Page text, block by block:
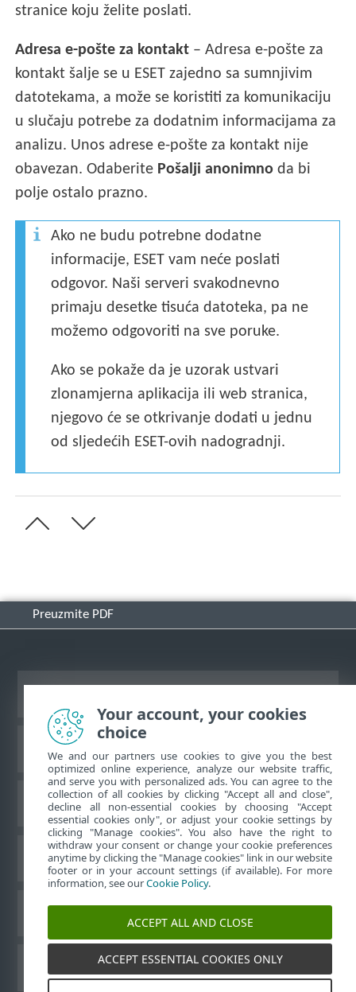
stranice koju želite poslati.
Adresa e-pošte za kontakt – Adresa e-pošte za
kontakt šalje se u ESET zajedno sa sumnjivim
datotekama, a može se koristiti za komunikaciju
u slučaju potrebe za dodatnim informacijama za
analizu. Unos adrese e-pošte za kontakt nije
obavezan. Odaberite Pošalji anonimno da bi
polje ostalo prazno.
Ako ne budu potrebne dodatne
informacije, ESET vam neće poslati
odgovor. Naši serveri svakodnevno
primaju desetke tisuća datoteka, pa ne
možemo odgovoriti na sve poruke.
Ako se pokaže da je uzorak ustvari
zlonamjerna aplikacija ili web stranica,
njegovo će se otkrivanje dodati u jednu
od sljedećih ESET-ovih nadogradnji.
Preuzmite PDF
ESET-ova baza znanja
ESET-ov forum
Regionalna podrška
ESET-ovi vodiči za korisnike
Your account, your cookies
choice
We and our partners use cookies to give you the best
optimized online experience, analyze our website traffic,
and serve you with personalized ads. You can agree to the
collection of all cookies by clicking "Accept all and close",
decline all non-essential cookies by choosing "Accept
essential cookies only", or adjust your cookie settings by
clicking "Manage cookies". You also have the right to
withdraw your consent or change your cookie preferences
anytime by clicking the "Manage cookies" link in our website
footer or in your account settings (if available). For more
information, see ourCookie Policy.
ACCEPT ALL AND CLOSE
ACCEPT ESSENTIAL COOKIES ONLY